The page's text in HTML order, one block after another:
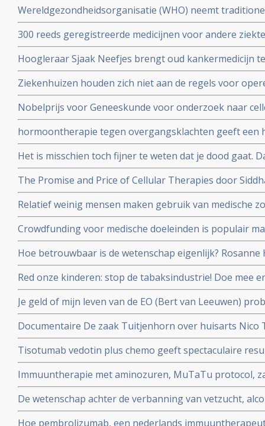
zijn verweer op video voor de Amerikaanse Commissie
Wereldgezondheidsorganisatie (WHO) neemt
TCM waaronder acupunctuur op in de International
Diseases and Related Health Problems (ICD).
300 reeds geregistreerde medicijnen voor andere
Oncology (ReDO) - hebben ook effect bij kanker blijkt
AntiCancer Fund
Hoogleraar Sjaak Neefjes brengt oud kankermedicijn
dit onderwerp in de uitzending van DWDD met Sjaak
Ziekenhuizen houden zich niet aan de regels voor
daarvoor gespecialiseerd ziekenhuis. Honderden
extra risico
Nobelprijs voor Geneeskunde voor onderzoek naar
hormoontherapie tegen overgangsklachten geeft een
werd gedacht. Blijkt uit grote meta-analyse van 58
Het is misschien toch fijner te weten dat je dood gaat.
ging aan longkanker maar blijft toch leven en vertelt
The Promise and Price of Cellular Therapies door
stamceltransplantatie naar CAR-T celtherapie
Relatief weinig mensen maken gebruik van medische
dat dit ook vergoed wordt, zo meldt de Europese
Crowdfunding voor medische doeleinden is populair
en oncologen maken zich zorgen
Hoe betrouwbaar is de wetenschap eigenlijk?
en Job de Vrieze bekijkt het van zijn kant in een
Red onze kinderen: stop de tabaksindustrie! Doe mee
door roken kanker kreeg en haar kinderen en alle
beschermen.
Je geld of mijn leven van de EO (Bert van Leeuwen)
patienten die alleen in het buitenland nog behandeld
Documentaire De zaak Tuitjenhorn over huisarts Nico
en hun kinderen in conflict met Inspectie voor de
te zien op NPO 2 om 20.25 uur.
Tisotumab vedotin plus chemo geeft spectaculaire
zwaarvoorbehandelde kankerpatienten met
kanker met solide tumoren. copy 1
Immuuntherapie met aminozuren, MuTaTu protocol,
kunnen genezen schrijven Israelische onderzoekers
De wetenschap achter de verbanning van vetzucht,
NRC over het preventieakkoord van Staatssecretaris
Hoe pembrolizumab, een nederlands